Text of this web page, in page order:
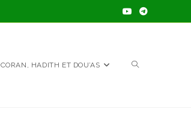
CORAN, HADITH ET DOU’AS TOGGLE